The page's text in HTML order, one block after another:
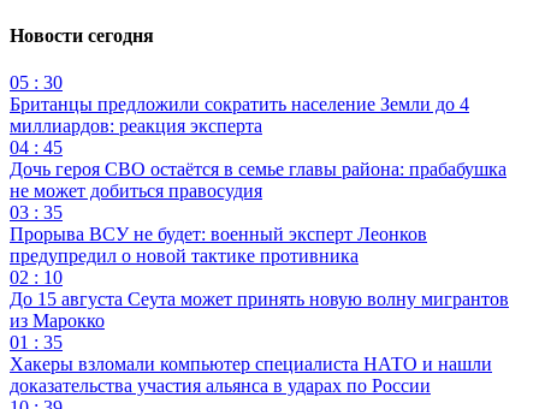
Новости сегодня
05 : 30
Британцы предложили сократить население Земли до 4
миллиардов: реакция эксперта
04 : 45
Дочь героя СВО остаётся в семье главы района: прабабушка
не может добиться правосудия
03 : 35
Прорыва ВСУ не будет: военный эксперт Леонков
предупредил о новой тактике противника
02 : 10
До 15 августа Сеута может принять новую волну мигрантов
из Марокко
01 : 35
Хакеры взломали компьютер специалиста НАТО и нашли
доказательства участия альянса в ударах по России